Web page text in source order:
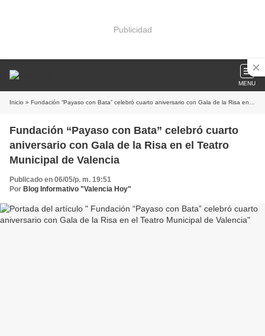
Publicidad
MENU
Inicio » Fundación “Payaso con Bata” celebró cuarto aniversario con Gala de la Risa en el Teatro Municipal de Valencia
Fundación “Payaso con Bata” celebró cuarto
aniversario con Gala de la Risa en el Teatro
Municipal de Valencia
Publicado en 06/05/p. m. 19:51
Por Blog Informativo "Valencia Hoy"